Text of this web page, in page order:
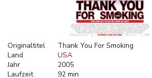
Originaltitel
Thank You For Smoking
Land
USA
Jahr
2005
Laufzeit
92 min